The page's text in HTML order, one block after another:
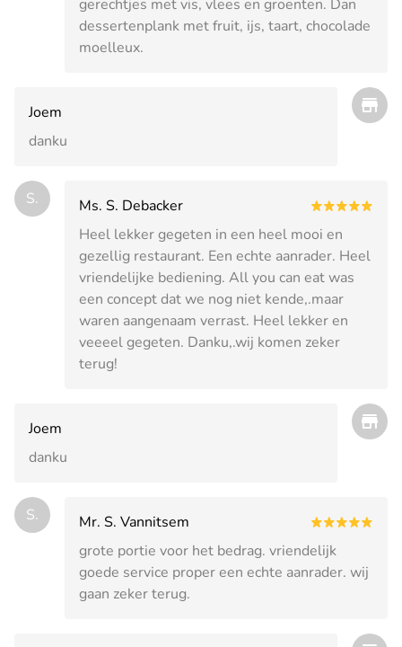
gerechtjes met vis, vlees en groenten. Dan
dessertenplank met fruit, ijs, taart, chocolade
moelleux.
Joem
danku
S.
Ms. S. Debacker
Heel lekker gegeten in een heel mooi en
gezellig restaurant. Een echte aanrader. Heel
vriendelijke bediening. All you can eat was
een concept dat we nog niet kende,.maar
waren aangenaam verrast. Heel lekker en
veeeel gegeten. Danku,.wij komen zeker
terug!
Joem
danku
S.
Mr. S. Vannitsem
grote portie voor het bedrag. vriendelijk
goede service proper een echte aanrader. wij
gaan zeker terug.